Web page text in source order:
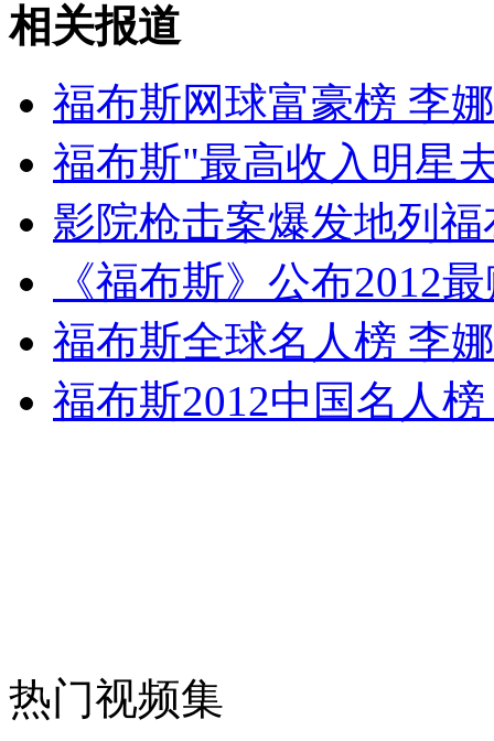
山西运城恶犬咬伤多人 警民合力深夜将其击毙
女孩北京地铁殴打老人 痛下狠手拳打脚踢
无痛分娩是否安全 医生回应
外交部：反对强权政治霸凌主义
走！跟着总书记去植树
相关报道
福布斯网球富豪榜 李
福布斯"最高收入明星
影院枪击案爆发地列
《福布斯》公布2012
福布斯全球名人榜 李
福布斯2012中国名人
热门视频集